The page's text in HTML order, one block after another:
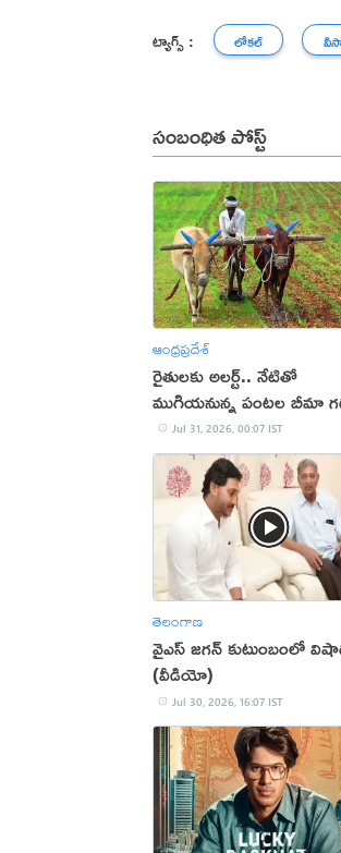
ట్యాగ్స్ : లోకల్
సంబంధిత పోస్ట్
ఆంధ్రప్రదేశ్
రైతులకు అలర్ట్.. నేటితో
ముగియనున్న పంటల బీమా
Jul 31, 2026, 00:07 IST
తెలంగాణ
వైఎస్ జగన్ కుటుంబంలో
(వీడియో)
Jul 30, 2026, 16:07 IST